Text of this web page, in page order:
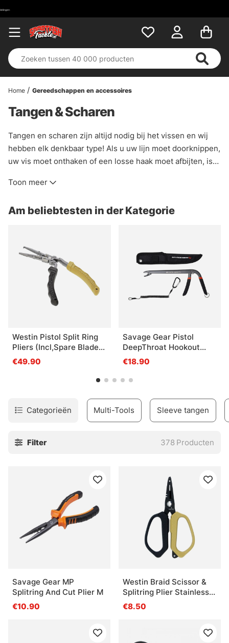
Home Gereedschappen en accessoires
Tangen & Scharen
Tangen en scharen zijn altijd nodig bij het vissen en wij
hebben elk denkbaar type! Als u uw lijn moet doorknippen,
uw vis moet onthaken of een losse haak moet afbijten, is
je boot of tas hebben is essentieel om sneller en
eventuele ongelukjes op te vangen, zoals haken die op de
Toon meer
Am beliebtesten in der Kategorie
Westin Pistol Split Ring
Pliers (Incl,Spare Blades)
L 7,5''/19cm Black Sand
€49.90
Savage Gear Pistol
DeepThroat Hookout
22.5cm
€18.90
Categorieën Multi-Tools Sleeve tangen
Filter 378 Producten
Savage Gear MP
Splitring And Cut Plier M
€10.90
Westin Braid Scissor &
Splitring Plier Stainless
5'/12,5cm
€8.50